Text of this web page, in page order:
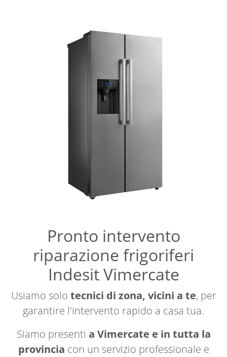
Pronto intervento
riparazione frigoriferi
Indesit Vimercate
Usiamo solo tecnici di zona, vicini a te, per
garantire l'intervento rapido a casa tua.
Siamo presenti a Vimercate e in tutta la
provincia con un servizio professionale e